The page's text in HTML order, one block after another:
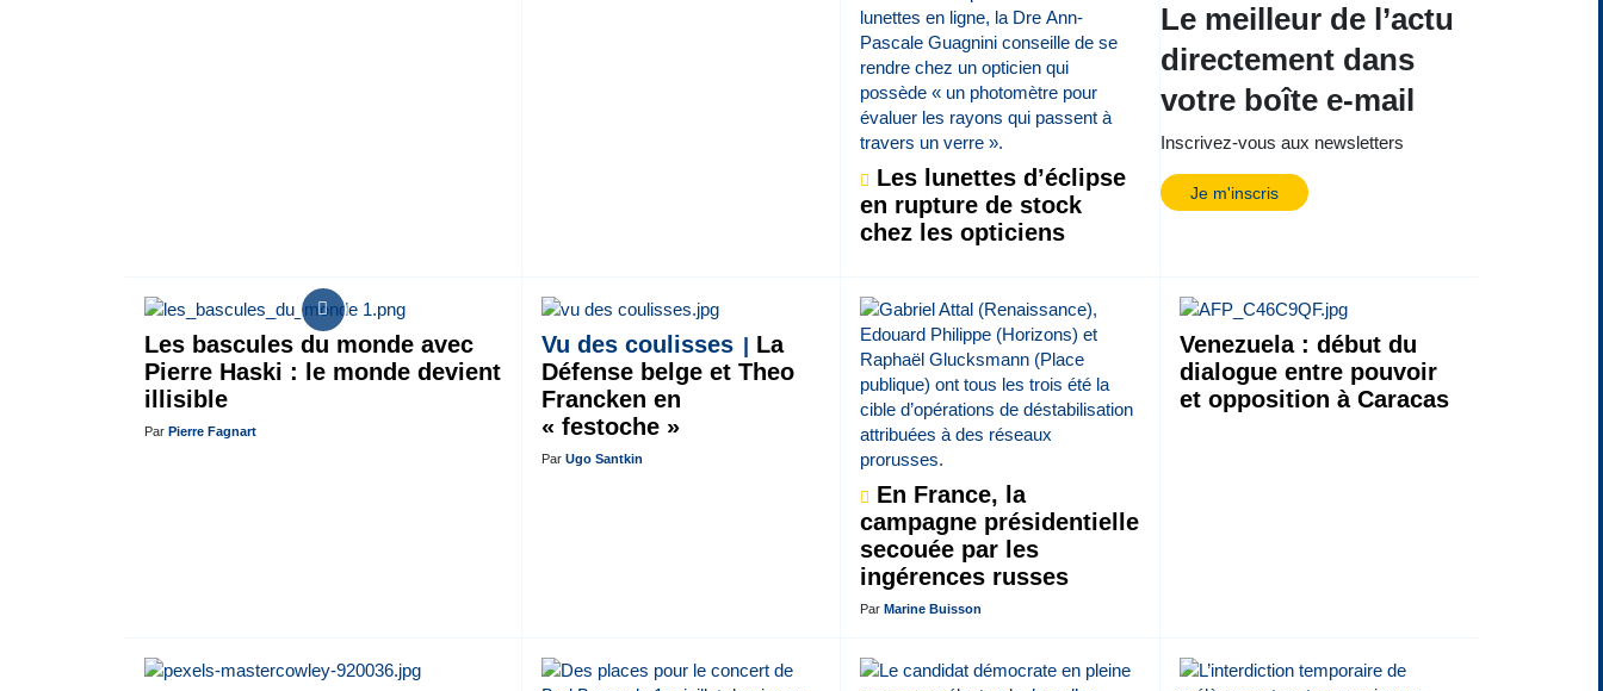
Les lunettes d’éclipse
en rupture de stock
chez les opticiens
Le meilleur de l’actu
directement dans
votre boîte e-mail
Inscrivez-vous aux newsletters
Je m'inscris
Les bascules du monde avec
Pierre Haski : le monde devient
illisible
Par Pierre Fagnart
Vu des coulisses
La
Défense belge et Theo
Francken en
« festoche »
Par Ugo Santkin
En France, la
campagne présidentielle
secouée par les
ingérences russes
ParMarine Buisson
Venezuela : début du
dialogue entre pouvoir
et opposition à Caracas